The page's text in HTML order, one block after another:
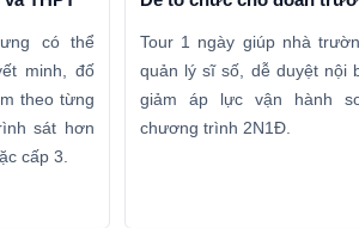
có thể
minh, đố
theo từng
sát hơn
cấp 3.
Tour 1 ngày giúp nhà
quản lý sĩ số, dễ duyệt nội
giảm áp lực vận hành
chương trình 2N1Đ.